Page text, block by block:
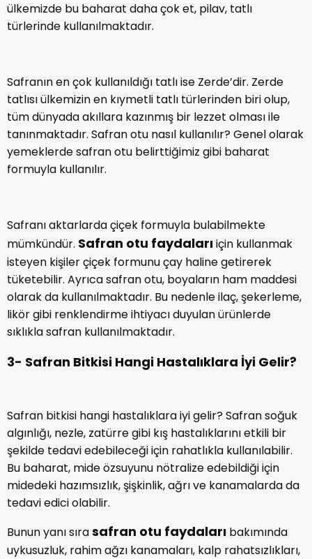
ülkemizde bu baharat daha çok et, pilav, tatlı
türlerinde kullanılmaktadır.
Safranın en çok kullanıldığı tatlı ise Zerde’dir. Zerde
tatlısı ülkemizin en kıymetli tatlı türlerinden biri olup,
tüm dünyada akıllara kazınmış bir lezzet olması ile
tanınmaktadır. Safran otu nasıl kullanılır? Genel olarak
yemeklerde safran otu belirttiğimiz gibi baharat
formuyla kullanılır.
Safranı aktarlarda çiçek formuyla bulabilmekte
mümkündür. Safran otu faydalarıiçin kullanmak
isteyen kişiler çiçek formunu çay haline getirerek
tüketebilir. Ayrıca safran otu, boyaların ham maddesi
olarak da kullanılmaktadır. Bu nedenle ilaç, şekerleme,
likör gibi renklendirme ihtiyacı duyulan ürünlerde
sıklıkla safran kullanılmaktadır.
3- Safran Bitkisi Hangi Hastalıklara İyi Gelir?
Safran bitkisi hangi hastalıklara iyi gelir? Safran soğuk
algınlığı, nezle, zatürre gibi kış hastalıklarını etkili bir
şekilde tedavi edebileceği için rahatlıkla kullanılabilir.
Bu baharat, mide özsuyunu nötralize edebildiği için
midedeki hazımsızlık, şişkinlik, ağrı ve kanamalarda da
tedavi edici olabilir.
Bunun yanı sırasafran otu faydaları bakımında
uykusuzluk, rahim ağzı kanamaları, kalp rahatsızlıkları,